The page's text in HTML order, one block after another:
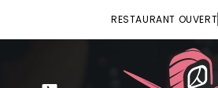
RESTAURANT OUVERT